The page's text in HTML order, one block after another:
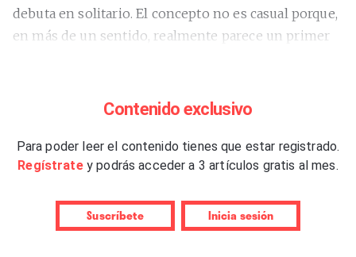
debuta en solitario. El concepto no es casual porque,
en más de un sentido, realmente parece un primer
Loves You More”resulta sorprendente, diferente,
El origen del trabajo se remonta a 2020. Aunque Kim
sus padres a Florida, en una especie de tradición
familiar que continuó tras la muerte de ambos
Contenido exclusivo
Para poder leer el contenido tienes que estar registrado.
Regístrate y podrás acceder a 3 artículos gratis al mes.
Suscríbete Inicia sesión